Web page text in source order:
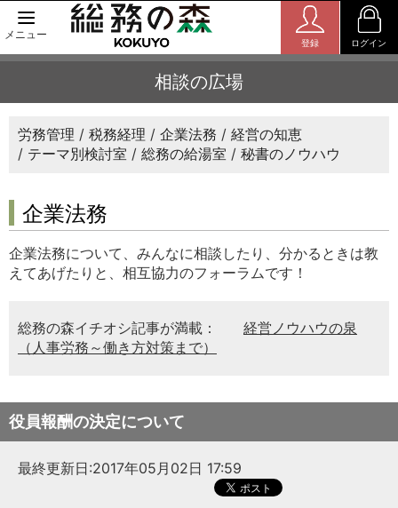
メニュー
登録 ログイン
相談の広場
労務管理 税務経理 企業法務
経営の知恵
テーマ別検討室
総務の給湯室 秘書のノウハウ
企業法務
企業法務について、みんなに相談したり、分かるときは教
えてあげたりと、相互協力のフォーラムです！
総務の森イチオシ記事が満載：
経営ノウハウの泉
（人事労務～働き方対策まで）
役員報酬の決定について
最終更新日:2017年05月02日 17:59